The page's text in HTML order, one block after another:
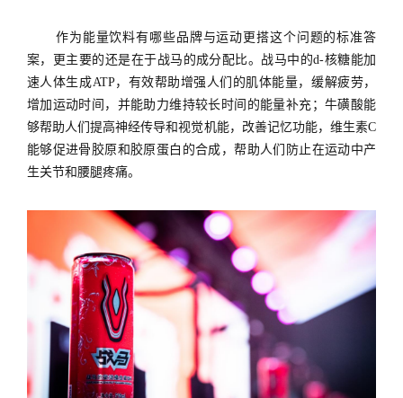
作为能量饮料有哪些品牌与运动更搭这个问题的标准答
案，更主要的还是在于战马的成分配比。战马中的d-核糖能加
速人体生成ATP，有效帮助增强人们 的肌体能量，缓解疲劳，
增加运动时间，并能助力维持较长时间 的能量补充；牛磺酸能
够帮助人们提高神经传导和视觉机能，改善记忆功能，维生素C
能够促进骨胶原和胶原蛋白 的合成，帮助人们防止在运动中产
生关节和腰腿疼痛。